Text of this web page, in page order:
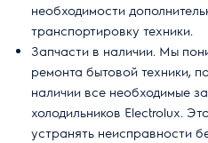
необходимости
транспортировку техники.
Запчасти в наличии. Мы
ремонта бытовой техники,
наличии все необходимые
холодильников Electrolux.
устранять неисправности